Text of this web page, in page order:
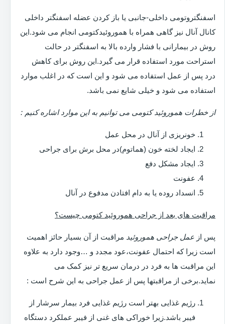
اسفنگتروتومی داخلی-جانبی یا باز کردن عضله اسفنگتر داخلی
کانال آنال نیز گاهی همراه با هموروئیدکتومی انجام می شود.این
روش در بیمارانی با فشار وارده بالا به اسفنگتر در حالت
استراحت مورد استفاده قرار می گیرد.این روش برای کاهش
درد پس از عمل استفاده می شود و این است که در اغلب موارد
استفاده می شود و خیلی شایع نمی باشد.
از خطرات هموروئید کتومی می توانیم به این موارد اشاره کنیم :
خونریزی از آنال در محل عمل
ایجاد لخته خون (هماتوم)در محل برش برای جراحی
ایجاد مشکل دفع
عفونت
انسداد روده یا به دام افتادن مدفوع در آنال
مراقبت های بعد از جراحی هموروئید کتومی چیست؟
پس از عمل جراحی هموروئید مراقبت از آن بسیار حائز اهمیت
است زیرا که احتمال عفونت،عود مجدد و …وجود دارد به علاوه
این مراقبت ها به فرد در درمان سریع تر نیز کمک می
نماید.برخی از مراقبتها پس از عمل جراحی به این شرح است :
رژیم غذایی بهتر است رژیم غذایی فرد بیمار سرشار از
فیبر باشد.زیرا خوراکی های غنی از فیبر عملکرد دستگاه